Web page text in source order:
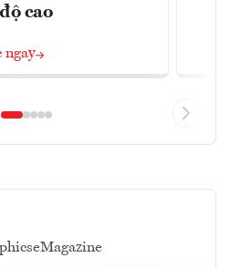
cao
ngay
eMagazine